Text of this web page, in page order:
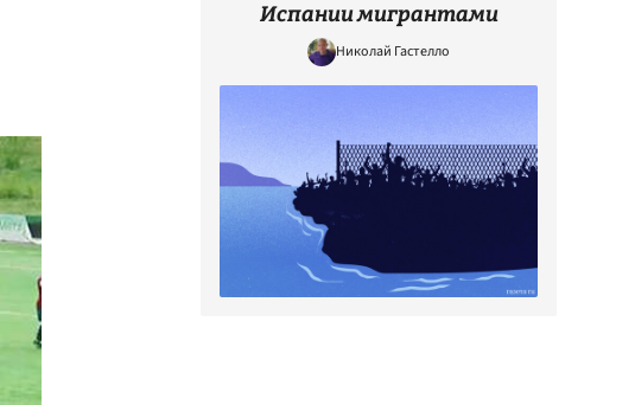
Испании мигрантами
Николай Гастелло